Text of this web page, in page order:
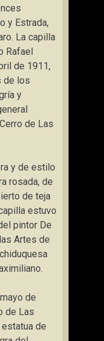
y Estrada,
La capilla
Rafael
de 1911,
de los
y
de Las
y de estilo
rosada, de
de teja
estuvo
pintor De
Artes de
de
de Las
estatua de